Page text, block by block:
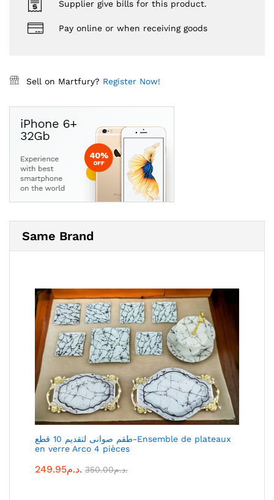
Supplier give bills for this product.
Pay online or when receiving goods
Sell on Martfury? Register Now!
Same Brand
طقم صوانى لتقديم 10 قطع-Ensemble de plateaux
en verre Arco 4 pièces
249.95 د.م. 350.00 د.م.